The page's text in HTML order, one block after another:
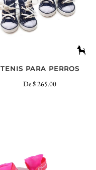
TENIS PARA PERROS
De$ 265.00